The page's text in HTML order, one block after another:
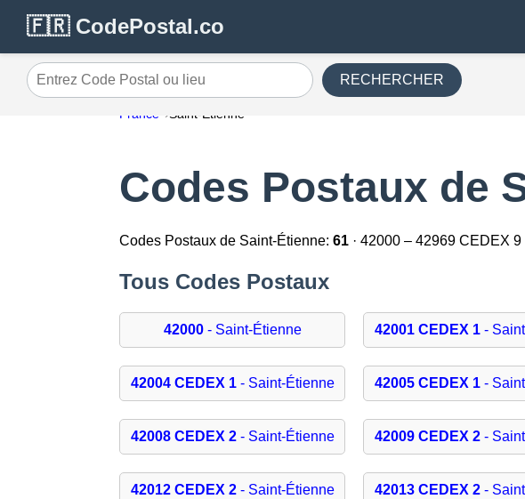
🇫🇷 CodePostal.co
Entrez Code Postal ou lieu RECHERCHER
France Saint-Étienne
Codes Postaux de
Codes Postaux de Saint-Étienne:61 · 42000 – 42969 CEDEX 9
Tous Codes Postaux
42000- Saint-Étienne 42001 CEDEX 1-
42004 CEDEX 1- Saint-Étienne 42005 CEDEX 1-
42008 CEDEX 2- Saint-Étienne 42009 CEDEX 2-
42012 CEDEX 2- Saint-Étienne 42013 CEDEX 2-